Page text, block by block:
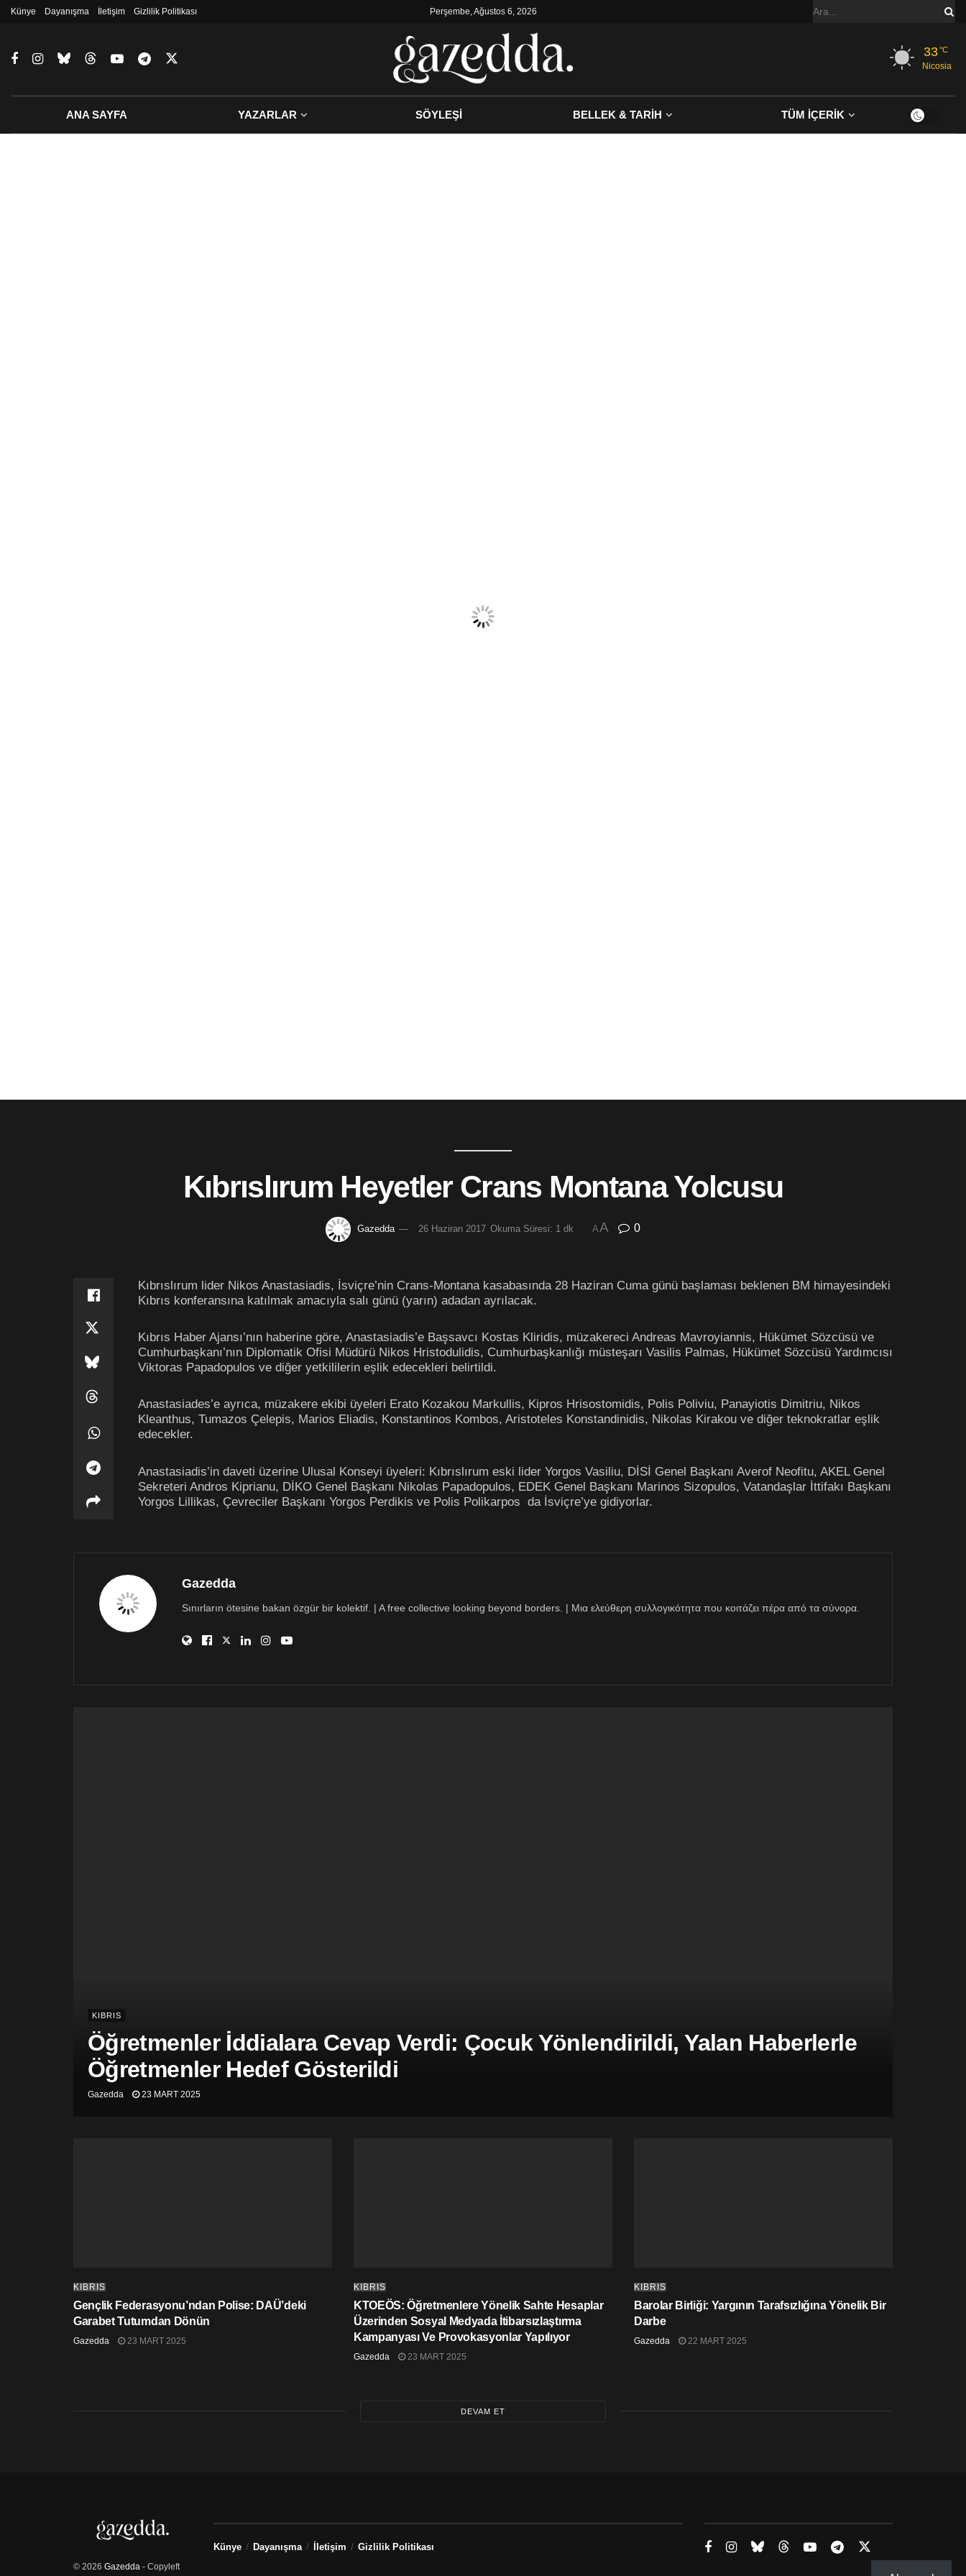
Künye Dayanışma İletişim Gizlilik Politikası Perşembe, Ağustos 6, 2026
33°C
Nicosia
ANA SAYFA YAZARLAR SÖYLEŞİ BELLEK & TARİH TÜM İÇERİK
Kıbrıslırum Heyetler Crans Montana Yolcusu
Gazedda 26 Haziran 2017 Okuma Süresi: 1 dk AA 0
Kıbrıslırum lider Nikos Anastasiadis, İsviçre’nin Crans-Montana kasabasında 28 Haziran Cuma günü başlaması beklenen BM himayesindeki
Kıbrıs konferansına katılmak amacıyla salı günü (yarın) adadan ayrılacak.
Kıbrıs Haber Ajansı’nın haberine göre, Anastasiadis’e Başsavcı Kostas Kliridis, müzakereci Andreas Mavroyiannis, Hükümet Sözcüsü ve
Cumhurbaşkanı’nın Diplomatik Ofisi Müdürü Nikos Hristodulidis, Cumhurbaşkanlığı müsteşarı Vasilis Palmas, Hükümet Sözcüsü Yardımcısı
Viktoras Papadopulos ve diğer yetkililerin eşlik edecekleri belirtildi.
Anastasiades’e ayrıca, müzakere ekibi üyeleri Erato Kozakou Markullis, Kipros Hrisostomidis, Polis Poliviu, Panayiotis Dimitriu, Nikos
Kleanthus, Tumazos Çelepis, Marios Eliadis, Konstantinos Kombos, Aristoteles Konstandinidis, Nikolas Kirakou ve diğer teknokratlar eşlik
edecekler.
Anastasiadis’in daveti üzerine Ulusal Konseyi üyeleri: Kıbrıslırum eski lider Yorgos Vasiliu, DİSİ Genel Başkanı Averof Neofitu, AKEL Genel
Sekreteri Andros Kiprianu, DİKO Genel Başkanı Nikolas Papadopulos, EDEK Genel Başkanı Marinos Sizopulos, Vatandaşlar İttifakı Başkanı
Yorgos Lillikas, Çevreciler Başkanı Yorgos Perdikis ve Polis Polikarpos da İsviçre’ye gidiyorlar.
Gazedda
Sınırların ötesine bakan özgür bir kolektif. | A free collective looking beyond borders. | Μια ελεύθερη συλλογικότητα που κοιτάζει πέρα από τα σύνορα.
KIBRIS
Öğretmenler İddialara Cevap Verdi: Çocuk Yönlendirildi, Yalan Haberlerle
Öğretmenler Hedef Gösterildi
Gazedda 23 MART 2025
KIBRIS
Gençlik Federasyonu’ndan Polise: DAÜ’deki
Garabet Tutumdan Dönün
Gazedda 23 MART 2025
KIBRIS
KTOEÖS: Öğretmenlere Yönelik Sahte Hesaplar
Üzerinden Sosyal Medyada İtibarsızlaştırma
Kampanyası Ve Provokasyonlar Yapılıyor
Gazedda 23 MART 2025
KIBRIS
Barolar Birliği: Yargının Tarafsızlığına Yönelik Bir
Darbe
Gazedda 22 MART 2025
DEVAM ET
© 2026 Gazedda - Copyleft
Künye Dayanışma İletişim Gizlilik Politikası